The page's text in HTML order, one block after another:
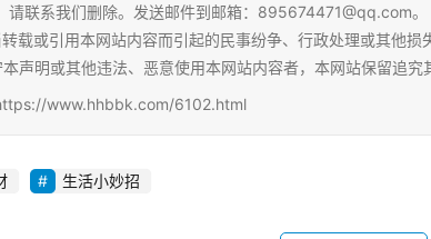
请联系我们删除。发送邮件到邮箱：895674471@qq.com。
载或引用本网站内容而引起的民事纷争、行政处理或其他损
声明或其他违法、恶意使用本网站内容者，本网站保留追究
www.hhbbk.com/6102.html
生活小妙招